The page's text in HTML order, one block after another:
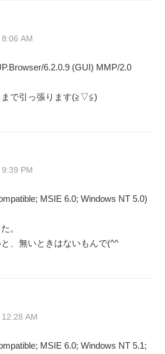
AM
6.2.0.9 (GUI) MMP/2.0
で引っ張ります(≧▽≦)
PM
MSIE 6.0; Windows NT 5.0)
。
、無いときはないもんで(^^ゞ
AM
MSIE 6.0; Windows NT 5.1;